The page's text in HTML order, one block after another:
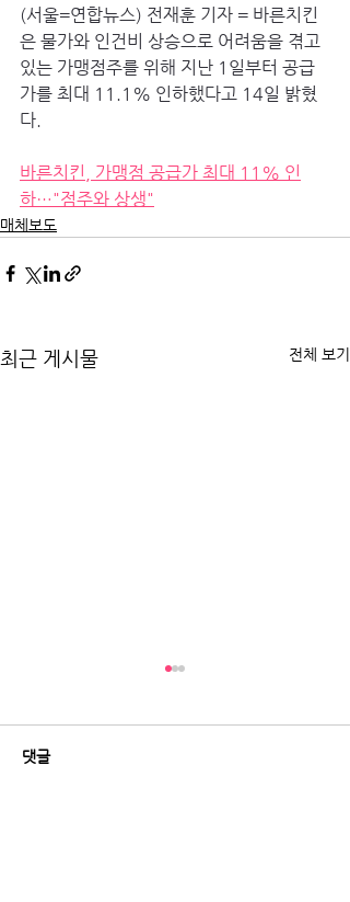
(서울=연합뉴스) 전재훈 기자 = 바른치킨
은 물가와 인건비 상승으로 어려움을 겪고
있는 가맹점주를 위해 지난 1일부터 공급
가를 최대 11.1% 인하했다고 14일 밝혔
다.
바른치킨, 가맹점 공급가 최대 11% 인
하…"점주와 상생"
매체보도
최근 게시물 전체 보기
댓글